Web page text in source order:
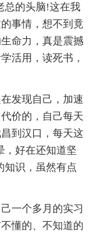
总的头脑!这在我
事情，想不到竟
命力，真是震撼
活用，读死书，
发现自己，加速
价的，自己每天
到汉口，每天这
，好在还知道坚
知识，虽然有点
一个多月的实习
懂的、不知道的